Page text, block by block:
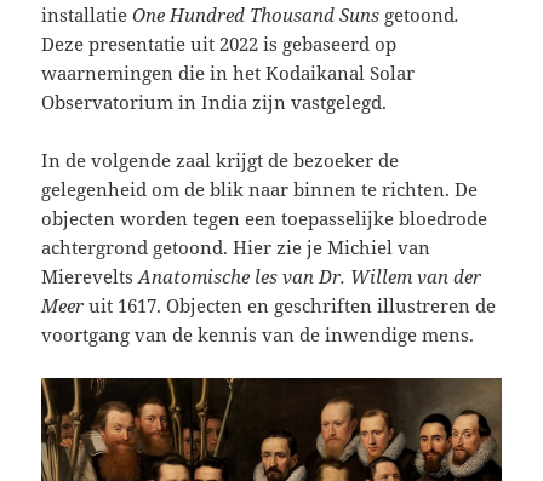
installatieOne Hundred Thousand Suns getoond.
Deze presentatie uit 2022 is gebaseerd op
waarnemingen die in het Kodaikanal Solar
Observatorium in India zijn vastgelegd.
In de volgende zaal krijgt de bezoeker de
gelegenheid om de blik naar binnen te richten. De
objecten worden tegen een toepasselijke bloedrode
achtergrond getoond. Hier zie je Michiel van
MiereveltsAnatomische les van Dr. Willem van der
Meer uit 1617. Objecten en geschriften illustreren de
voortgang van de kennis van de inwendige mens.